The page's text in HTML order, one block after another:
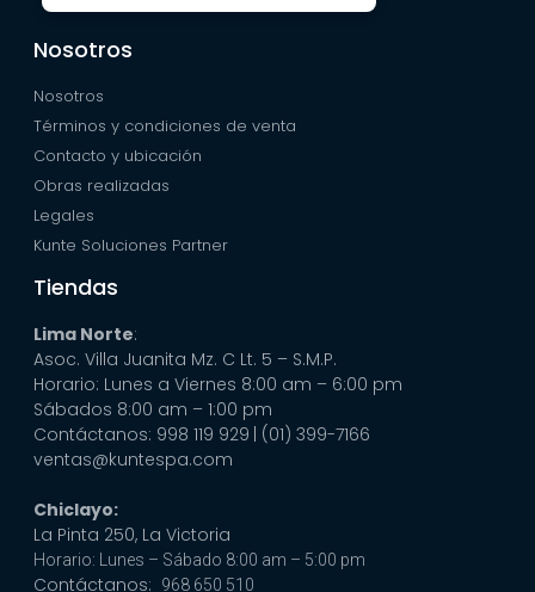
Nosotros
Nosotros
Términos y condiciones de venta
Contacto y ubicación
Obras realizadas
Legales
Kunte Soluciones Partner
Tiendas
Lima Norte:
Asoc. Villa Juanita Mz. C Lt. 5 – S.M.P.
Horario: Lunes a Viernes 8:00 am – 6:00 pm
Sábados 8:00 am – 1:00 pm
Contáctanos: 998 119 929 | (01) 399-7166
ventas@kuntespa.com
Chiclayo:
La Pinta 250, La Victoria
Horario: Lunes – Sábado 8:00 am – 5:00 pm
Contáctanos: 968 650 510